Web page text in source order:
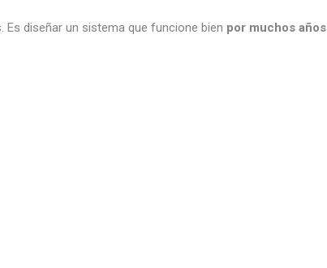
diseñar un sistema que funcione bien por muchos años